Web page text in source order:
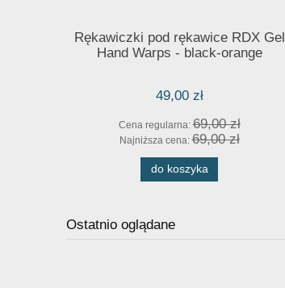
Rękawiczki pod rękawice RDX Gel
Hand Warps - black-orange
49,00 zł
Cena regularna:69,00 zł
Najniższa cena:69,00 zł
do koszyka
Ostatnio oglądane